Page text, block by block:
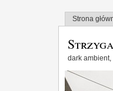
Strona
Strzyga
dark